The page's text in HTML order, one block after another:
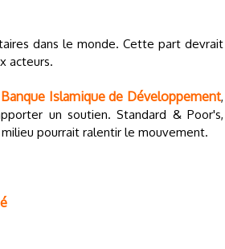
dans le monde. Cette part devrait
acteurs.
Banque Islamique de Développement,
un soutien. Standard & Poor's,
pourrait ralentir le mouvement.